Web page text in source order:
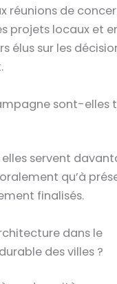
réunions de
projets locaux et
élus sur les
sont-elles
servent
qu’à
finalisés.
dans le
des villes ?